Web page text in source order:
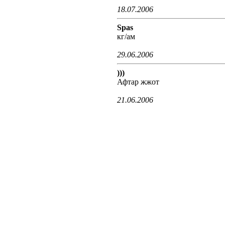
18.07.2006
Spas
кг/ам
29.06.2006
)))
Афтар жжот
21.06.2006